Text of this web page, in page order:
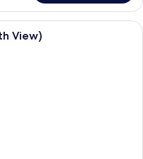
、遮光布/窗簾、免費無線上網、
View)